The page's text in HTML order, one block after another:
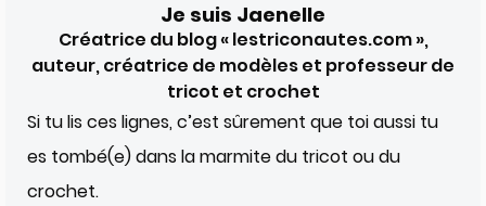
Je suis Jaenelle
Créatrice du blog « lestriconautes.com »,
auteur, créatrice de modèles et professeur de
tricot et crochet
Si tu lis ces lignes, c’est sûrement que toi aussi tu
es tombé(e) dans la marmite du tricot ou du
crochet.